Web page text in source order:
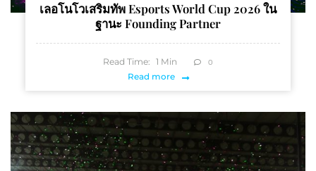
เลอโนโวเสริมทัพ Esports World Cup 2026 ใน
ฐานะ Founding Partner
Read Time: 1 Min 0
Read more